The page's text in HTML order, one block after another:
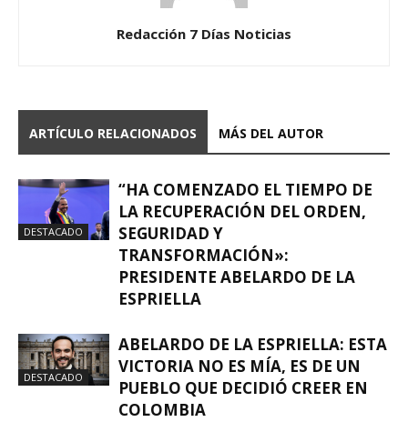
Redacción 7 Días Noticias
ARTÍCULO RELACIONADOS MÁS DEL AUTOR
DESTACADO
“HA COMENZADO EL TIEMPO DE
LA RECUPERACIÓN DEL ORDEN,
SEGURIDAD Y
TRANSFORMACIÓN»:
PRESIDENTE ABELARDO DE LA
ESPRIELLA
DESTACADO
ABELARDO DE LA ESPRIELLA: ESTA
VICTORIA NO ES MÍA, ES DE UN
PUEBLO QUE DECIDIÓ CREER EN
COLOMBIA